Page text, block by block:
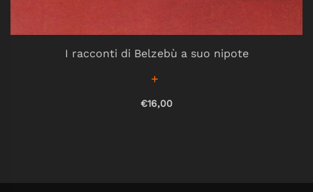
I racconti di Belzebù a suo nipote
€16,00